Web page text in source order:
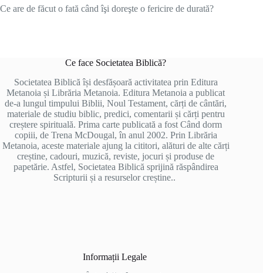
Ce are de făcut o fată când îşi doreşte o fericire de durată?
Ce face Societatea Biblică?
Societatea Biblică își desfășoară activitatea prin Editura
Metanoia și Librăria Metanoia. Editura Metanoia a publicat
de-a lungul timpului Biblii, Noul Testament, cărți de cântări,
materiale de studiu biblic, predici, comentarii și cărți pentru
creștere spirituală. Prima carte publicată a fost Când dorm
copiii, de Trena McDougal, în anul 2002. Prin Librăria
Metanoia, aceste materiale ajung la cititori, alături de alte cărți
creștine, cadouri, muzică, reviste, jocuri și produse de
papetărie. Astfel, Societatea Biblică sprijină răspândirea
Scripturii și a resurselor creștine..
Informații Legale